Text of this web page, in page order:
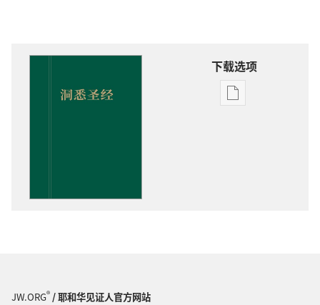
下载选项
出
JW.ORG®/ 耶和华见证人官方网站